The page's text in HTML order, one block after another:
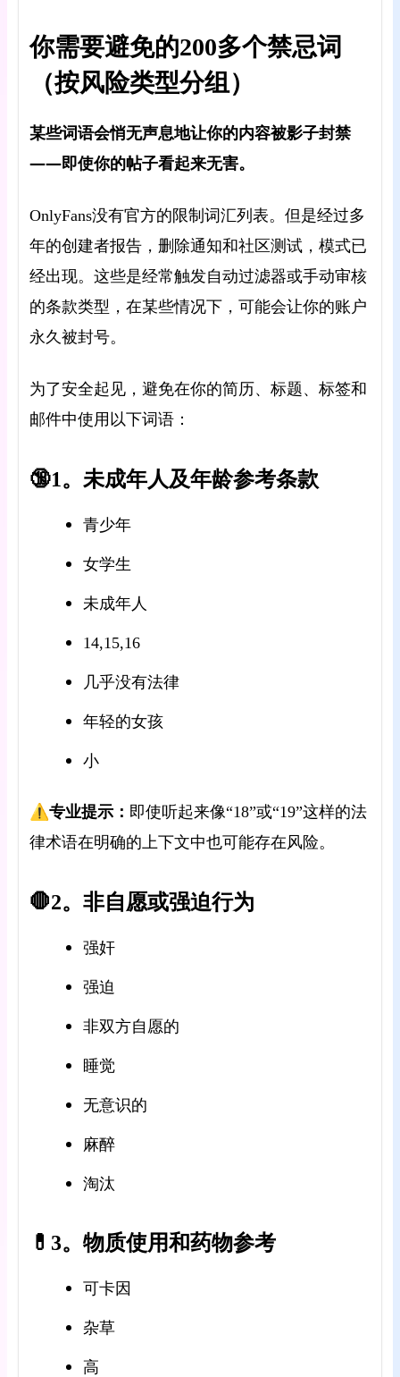
你需要避免的200多个禁忌词
（按风险类型分组）
某些词语会悄无声息地让你的内容被影子封禁
——即使你的帖子看起来无害。
OnlyFans没有官方的限制词汇列表。但是经过多
年的创建者报告，删除通知和社区测试，模式已
经出现。这些是经常触发自动过滤器或手动审核
的条款类型，在某些情况下，可能会让你的账户
永久被封号。
为了安全起见，避免在你的简历、标题、标签和
邮件中使用以下词语：
🔞1。未成年人及年龄参考条款
青少年
女学生
未成年人
14,15,16
几乎没有法律
年轻的女孩
小
⚠️专业提示： 即使听起来像“18”或“19”这样的法
律术语在明确的上下文中也可能存在风险。
🛑2。非自愿或强迫行为
强奸
强迫
非双方自愿的
睡觉
无意识的
麻醉
淘汰
💊3。物质使用和药物参考
可卡因
杂草
高